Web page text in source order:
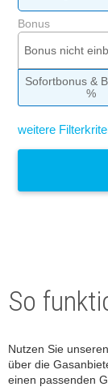
So
Nutzen Sie
über die
einen passenden